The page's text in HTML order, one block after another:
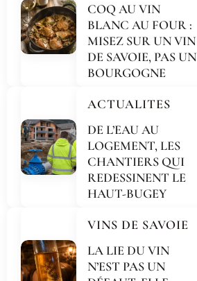
COQ AU VIN
BLANC AU FOUR :
MISEZ SUR UN VIN
DE SAVOIE, PAS UN
BOURGOGNE
ACTUALITES
DE L’EAU AU
LOGEMENT, LES
CHANTIERS QUI
REDESSINENT LE
HAUT-BUGEY
VINS DE SAVOIE
LA LIE DU VIN
N’EST PAS UN